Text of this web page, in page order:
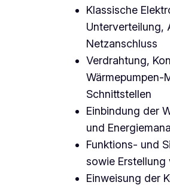
Klassische
Unterverteilung,
Netzanschluss
Verdrahtung,
Wärmepumpen-
Schnittstellen
Einbindung der
und
Funktions- und
sowie
Einweisung der